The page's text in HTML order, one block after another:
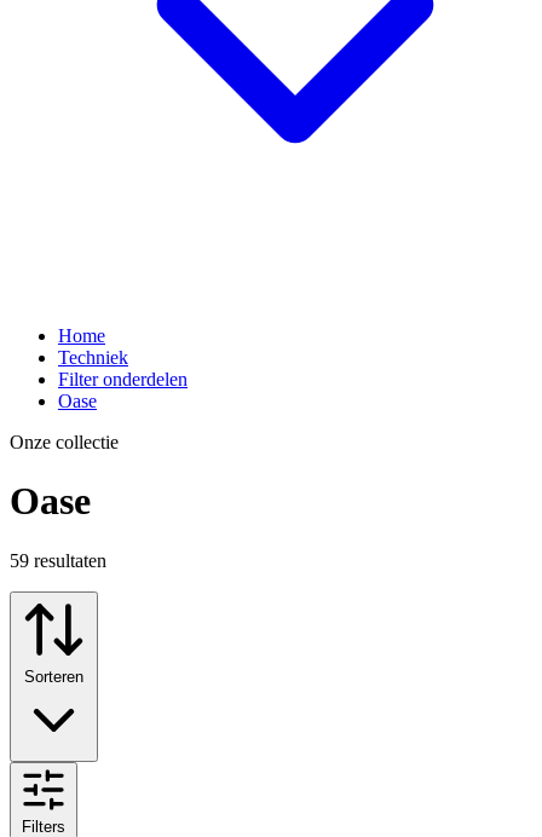
Home
Techniek
Filter onderdelen
Oase
Onze collectie
Oase
59 resultaten
Sorteren
Filters